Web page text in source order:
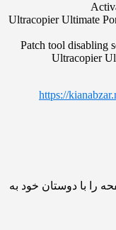
Ultracopier Ultimate
Patch tool disabling
Ultracopier
https://
را با دوستان خود به